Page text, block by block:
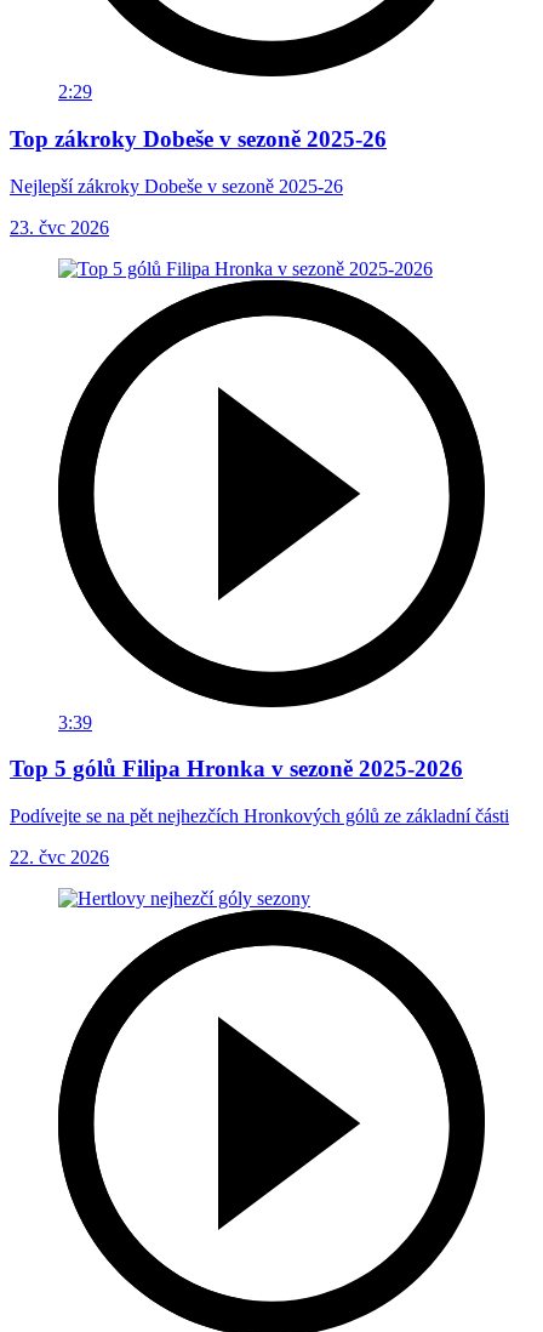
2:29
Top zákroky Dobeše v sezoně 2025-26
Nejlepší zákroky Dobeše v sezoně 2025-26
23. čvc 2026
3:39
Top 5 gólů Filipa Hronka v sezoně 2025-2026
Podívejte se na pět nejhezčích Hronkových gólů ze základní části
22. čvc 2026